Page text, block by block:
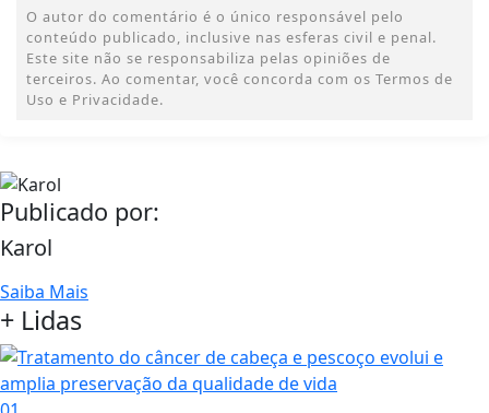
O autor do comentário é o único responsável pelo
conteúdo publicado, inclusive nas esferas civil e penal.
Este site não se responsabiliza pelas opiniões de
terceiros. Ao comentar, você concorda com os Termos de
Uso e Privacidade.
Publicado por:
Karol
Saiba Mais
+ Lidas